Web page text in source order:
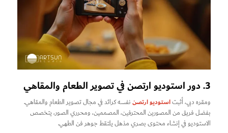
3. دور استوديو ارتصن في تصوير الطعام والمقاهي
ومقره دبي، أثبتاستوديو ارتصننفسه كرائد في مجال تصوير الطعام والمقاهي.
بفضل فريق من المصورين المحترفين، المصممين، ومحرري الصور، يتخصص
الاستوديو في إنشاء محتوى بصري مذهل يلتقط جوهر فن الطهي.